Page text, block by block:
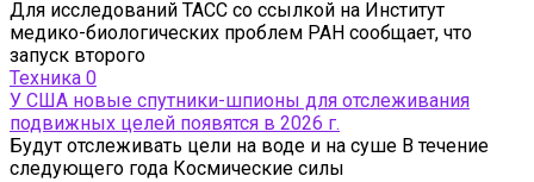
Для исследований ТАСС со ссылкой на Институт
медико-биологических проблем РАН сообщает, что
запуск второго
Техника 0
У США новые спутники-шпионы для отслеживания
подвижных целей появятся в 2026 г.
Будут отслеживать цели на воде и на суше В течение
следующего года Космические силы